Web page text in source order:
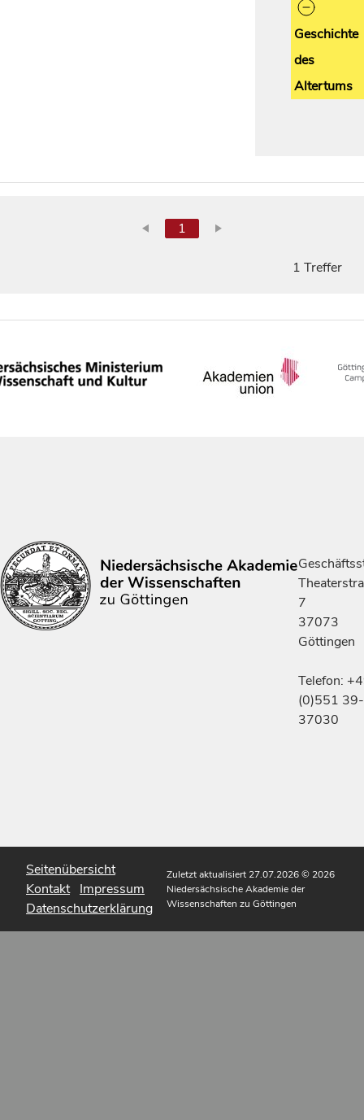
Geschichte
des
Altertums
1
1 Treffer
7
37073
Göttingen
Telefon:
(0)551 39-
37030
Seitenübersicht
Kontakt Impressum
Datenschutzerklärung
Zuletzt aktualisiert 27.07.2026© 2026
Niedersächsische Akademie der
Wissenschaften zu Göttingen